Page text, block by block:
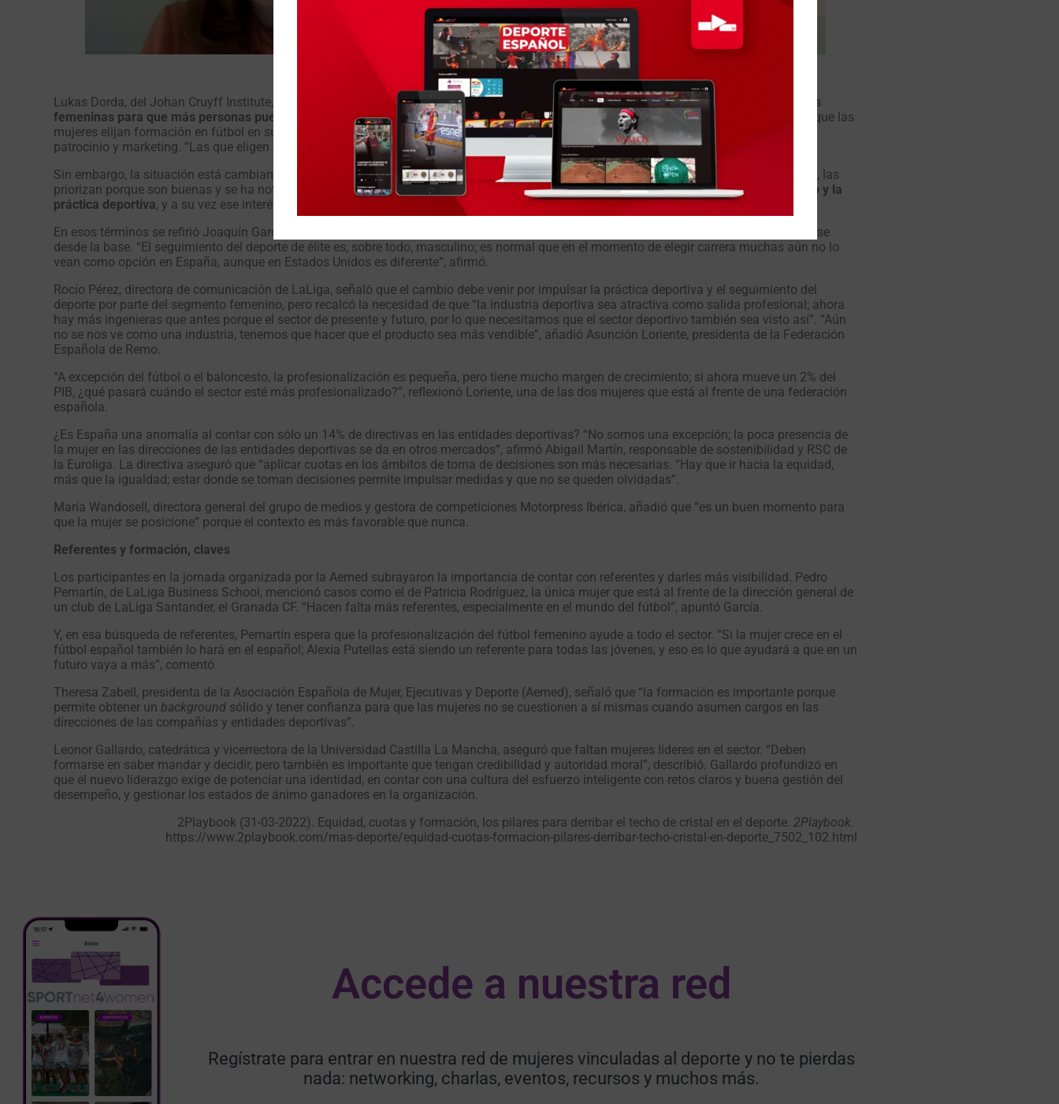
Lukas Dorda, del Johan Cruyff Institute, admitió que la industria aún no es atractiva o acogedora para la mujer. “Hay que fomentar líderes
femeninas para que más personas puedan empezar a visualizar su futuro en este sector
”, apuntó. Dorda admitió que es poco habitual que las
mujeres elijan formación en fútbol en su escuela, pero aseguró que el porcentaje de participación femenina es mayor en los másters de
patrocinio y marketing. “Las que eligen fútbol son, o han sido, jugadoras; el resto no lo solicitan”, apuntó.
Sin embargo, la situación está cambiando, aunque lentamente. “Las empresas cada vez nos piden que entren mujeres a realizar prácticas, las
priorizan porque son buenas y se ha notado un cambio en la industria”, afirmó Sáenz. “Que haya más gestoras impulsaría el seguimiento y la
práctica deportiva, y a su vez ese interés contribuirá a que más mujeres lleguen y se preparen”, pronosticó, al recalcar la importancia
En esos términos se refirió Joaquín García, de la Universidad Loyola, al recalcar la necesidad de un cambio sociológico que debe impulsarse
desde la base. “El seguimiento del deporte de élite es, sobre todo, masculino; es normal que en el momento de elegir carrera muchas aún no lo
vean como opción en España, aunque en Estados Unidos es diferente”, afirmó.
Rocío Pérez, directora de comunicación de LaLiga, señaló que el cambio debe venir por impulsar la práctica deportiva y el seguimiento del
deporte por parte del segmento femenino, pero recalcó la necesidad de que “la industria deportiva sea atractiva como salida profesional; ahora
hay más ingenieras que antes porque el sector de presente y futuro, por lo que necesitamos que el sector deportivo también sea visto así”. “Aún
no se nos ve como una industria, tenemos que hacer que el producto sea más vendible”, añadió Asunción Loriente, presidenta de la Federación
Española de Remo.
“A excepción del fútbol o el baloncesto, la profesionalización es pequeña, pero tiene mucho margen de crecimiento; si ahora mueve un 2% del
PIB, ¿qué pasará cuándo el sector esté más profesionalizado?”, reflexionó Loriente, una de las dos mujeres que está al frente de una federación
española.
¿Es España una anomalía al contar con sólo un 14% de directivas en las entidades deportivas? “No somos una excepción; la poca presencia de
la mujer en las direcciones de las entidades deportivas se da en otros mercados”, afirmó Abigail Martín, responsable de sostenibilidad y RSC de
la Euroliga. La directiva aseguró que “aplicar cuotas en los ámbitos de toma de decisiones son más necesarias. “Hay que ir hacia la equidad,
más que la igualdad; estar donde se toman decisiones permite impulsar medidas y que no se queden olvidadas”.
María Wandosell, directora general del grupo de medios y gestora de competiciones Motorpress Ibérica, añadió que “es un buen momento para
que la mujer se posicione” porque el contexto es más favorable que nunca.
Referentes y formación, claves
Los participantes en la jornada organizada por la Aemed subrayaron la importancia de contar con referentes y darles más visibilidad. Pedro
Pemartín, de LaLiga Business School, mencionó casos como el de Patricia Rodríguez, la única mujer que está al frente de la dirección general de
un club de LaLiga Santander, el Granada CF. “Hacen falta más referentes, especialmente en el mundo del fútbol”, apuntó García.
Y, en esa búsqueda de referentes, Pemartín espera que la profesionalización del fútbol femenino ayude a todo el sector. “Si la mujer crece en el
fútbol español también lo hará en el español; Alexia Putellas está siendo un referente para todas las jóvenes, y eso es lo que ayudará a que en un
futuro vaya a más”, comentó.
Theresa Zabell, presidenta de la Asociación Española de Mujer, Ejecutivas y Deporte (Aemed), señaló que “la formación es importante porque
permite obtener un background sólido y tener confianza para que las mujeres no se cuestionen a sí mismas cuando asumen cargos en las
direcciones de las compañías y entidades deportivas”.
Leonor Gallardo, catedrática y vicerrectora de la Universidad Castilla La Mancha, aseguró que faltan mujeres líderes en el sector. “Deben
formarse en saber mandar y decidir, pero también es importante que tengan credibilidad y autoridad moral”, describió. Gallardo profundizó en
que el nuevo liderazgo exige de potenciar una identidad, en contar con una cultura del esfuerzo inteligente con retos claros y buena gestión del
desempeño, y gestionar los estados de ánimo ganadores en la organización.
2Playbook (31-03-2022). Equidad, cuotas y formación, los pilares para derribar el techo de cristal en el deporte. 2Playbook.
https://www.2playbook.com/mas-deporte/equidad-cuotas-formacion-pilares-derribar-techo-cristal-en-deporte_7502_102.html
Accede a nuestra red​
Regístrate para entrar en nuestra red de mujeres vinculadas al deporte y no te pierdas
nada: networking, charlas, eventos, recursos y muchos más.